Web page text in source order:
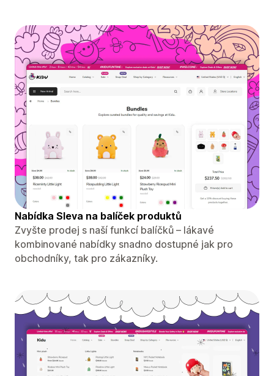
Nabídka Sleva na balíček produktů
Zvyšte prodej s naší funkcí balíčků – lákavé
kombinované nabídky snadno dostupné jak pro
obchodníky, tak pro zákazníky.